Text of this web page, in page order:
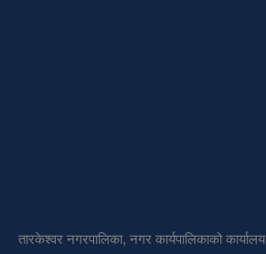
तारकेश्वर नगरपालिका, नगर कार्यपालिकाको कार्यालय